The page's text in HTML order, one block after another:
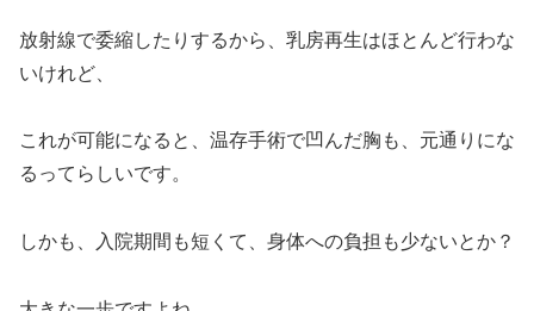
放射線で委縮したりするから、乳房再生はほとんど行わな
いけれど、
これが可能になると、温存手術で凹んだ胸も、元通りにな
るってらしいです。
しかも、入院期間も短くて、身体への負担も少ないとか？